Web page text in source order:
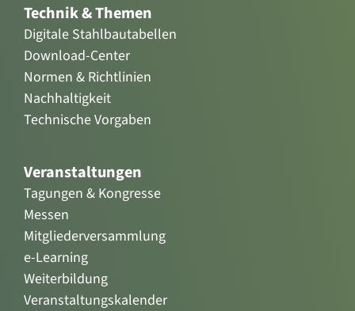
Technik & Themen
Digitale Stahlbautabellen
Download-Center
Normen & Richtlinien
Nachhaltigkeit
Technische Vorgaben
Veranstaltungen
Tagungen & Kongresse
Messen
Mitgliederversammlung
e-Learning
Weiterbildung
Veranstaltungskalender